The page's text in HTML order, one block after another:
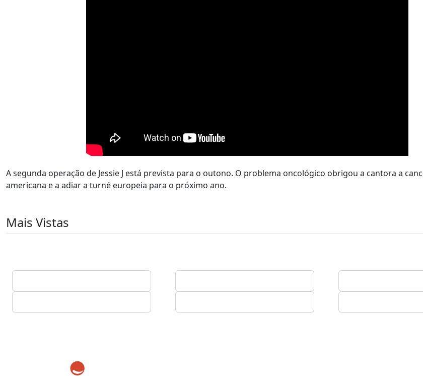
A segunda operação de Jessie J está prevista para o outono. O problema oncológico obrigou a cantora a
americana e a adiar a turné europeia para o próximo ano.
Mais Vistas